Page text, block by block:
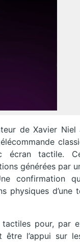
de Xavier
écran tactile.
générées par
confirmation
physiques d’une
pour, par
être l’appui sur